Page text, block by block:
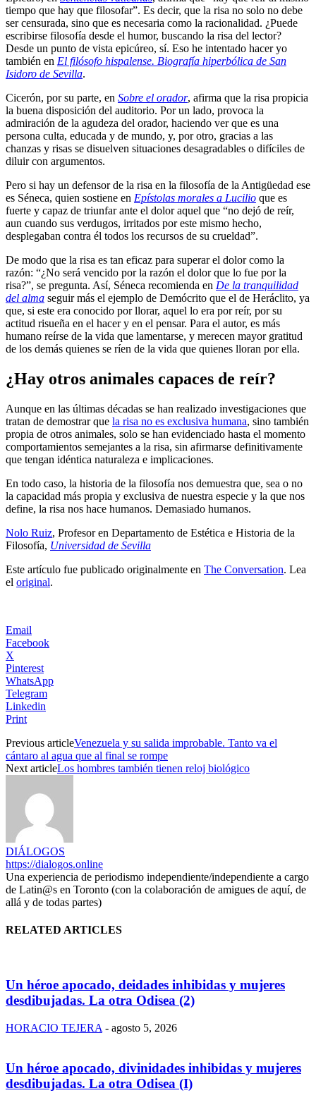
tiempo que hay que filosofar”. Es decir, que la risa no solo no debe
ser censurada, sino que es necesaria como la racionalidad. ¿Puede
escribirse filosofía desde el humor, buscando la risa del lector?
Desde un punto de vista epicúreo, sí. Eso he intentado hacer yo
también en El filósofo hispalense. Biografía hiperbólica de San
Isidoro de Sevilla.
Cicerón, por su parte, en Sobre el orador, afirma que la risa propicia
la buena disposición del auditorio. Por un lado, provoca la
admiración de la agudeza del orador, haciendo ver que es una
persona culta, educada y de mundo, y, por otro, gracias a las
chanzas y risas se disuelven situaciones desagradables o difíciles de
diluir con argumentos.
Pero si hay un defensor de la risa en la filosofía de la Antigüedad ese
es Séneca, quien sostiene en Epístolas morales a Lucilio que es
fuerte y capaz de triunfar ante el dolor aquel que “no dejó de reír,
aun cuando sus verdugos, irritados por este mismo hecho,
desplegaban contra él todos los recursos de su crueldad”.
De modo que la risa es tan eficaz para superar el dolor como la
razón: “¿No será vencido por la razón el dolor que lo fue por la
risa?”, se pregunta. Así, Séneca recomienda en De la tranquilidad
del alma seguir más el ejemplo de Demócrito que el de Heráclito, ya
que, si este era conocido por llorar, aquel lo era por reír, por su
actitud risueña en el hacer y en el pensar. Para el autor, es más
humano reírse de la vida que lamentarse, y merecen mayor gratitud
de los demás quienes se ríen de la vida que quienes lloran por ella.
¿Hay otros animales capaces de reír?
Aunque en las últimas décadas se han realizado investigaciones que
tratan de demostrar que la risa no es exclusiva humana, sino también
propia de otros animales, solo se han evidenciado hasta el momento
comportamientos semejantes a la risa, sin afirmarse definitivamente
que tengan idéntica naturaleza e implicaciones.
En todo caso, la historia de la filosofía nos demuestra que, sea o no
la capacidad más propia y exclusiva de nuestra especie y la que nos
define, la risa nos hace humanos. Demasiado humanos.
Nolo Ruiz, Profesor en Departamento de Estética e Historia de la
Filosofía, Universidad de Sevilla
Este artículo fue publicado originalmente en The Conversation. Lea
el original.
Email
Facebook
X
Pinterest
WhatsApp
Telegram
Linkedin
Print
Previous articleVenezuela y su salida improbable. Tanto va el
cántaro al agua que al final se rompe
Next articleLos hombres también tienen reloj biológico
DIÁLOGOS
https://dialogos.online
Una experiencia de periodismo independiente/independiente a cargo
de Latin@s en Toronto (con la colaboración de amigues de aquí, de
allá y de todas partes)
RELATED ARTICLES
Un héroe apocado, deidades inhibidas y mujeres
desdibujadas. La otra Odisea (2)
HORACIO TEJERA - agosto 5, 2026
Un héroe apocado, divinidades inhibidas y mujeres
desdibujadas. La otra Odisea (I)